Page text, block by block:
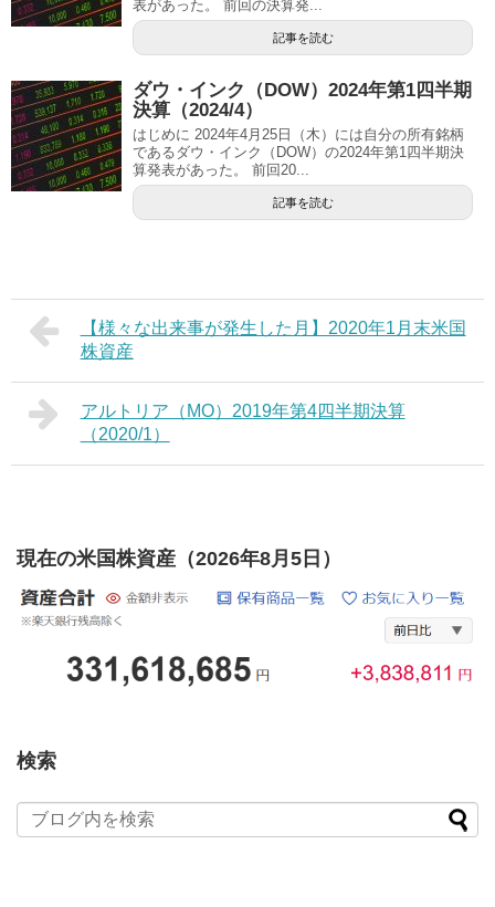
表があった。 前回の決算発...
記事を読む
ダウ・インク（DOW）2024年第1四半期
決算（2024/4）
はじめに 2024年4月25日（木）には自分の所有銘柄
であるダウ・インク（DOW）の2024年第1四半期決
算発表があった。 前回20...
記事を読む
【様々な出来事が発生した月】2020年1月末米国
株資産
アルトリア（MO）2019年第4四半期決算
（2020/1）
現在の米国株資産（2026年8月5日）
検索